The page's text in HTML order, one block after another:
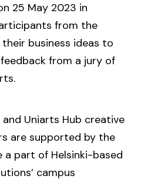
25 May 2023 in
from the
business ideas to
from a jury of
Uniarts Hub creative
are supported by the
a part of Helsinki-based
campus